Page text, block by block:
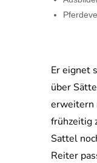
Er eignet
über
erweitern
frühzeitig
Sattel
Reiter